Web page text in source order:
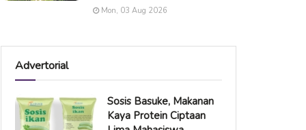
Mon, 03 Aug 2026
Advertorial
Sosis Basuke, Makanan
Kaya Protein Ciptaan